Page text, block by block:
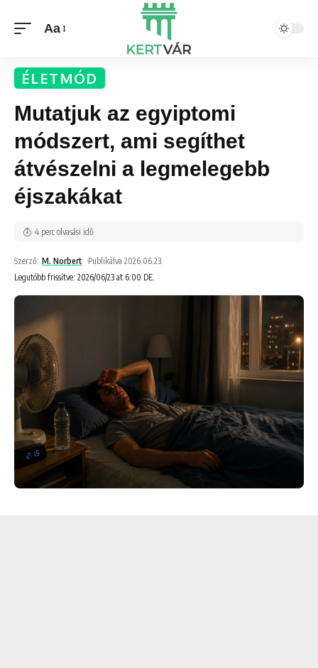
Aa
ÉLETMÓD
Mutatjuk az egyiptomi
módszert, ami segíthet
átvészelni a legmelegebb
éjszakákat
Legutóbb frissítve: 2026/06/23 at 6:00 DE.
Szerző: M. Norbert Publikálva 2026.06.23.
4 perc olvasási idő